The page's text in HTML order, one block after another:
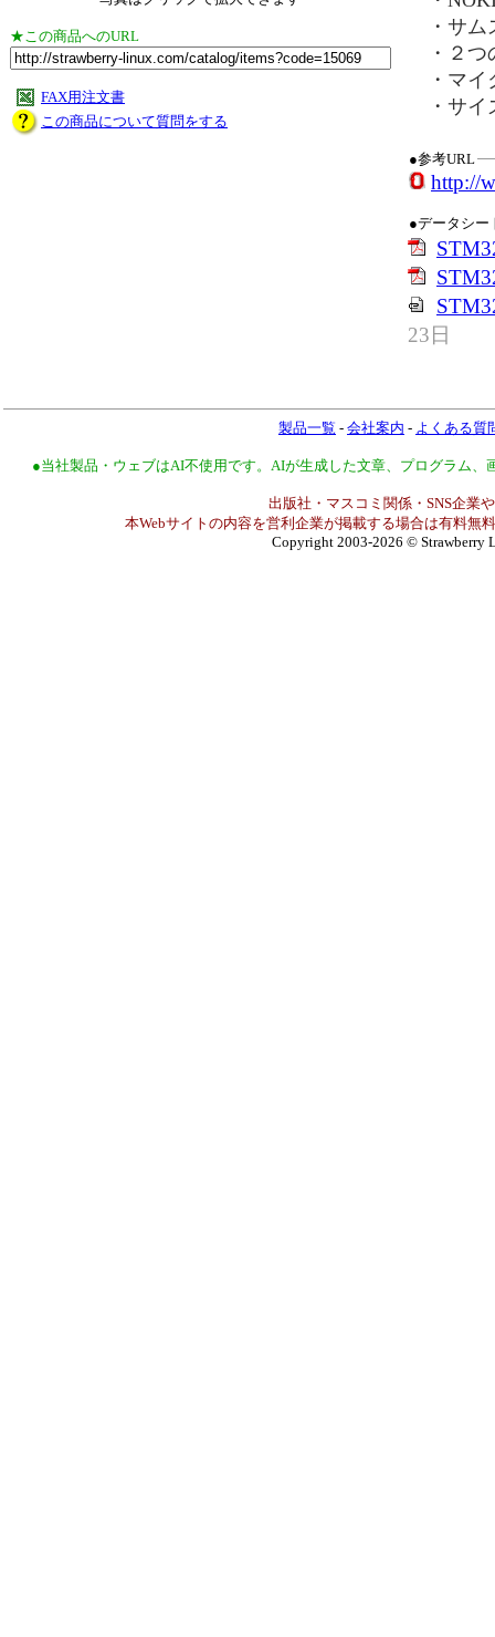
★この商品へのURL
FAX用注文書
この商品について質問をする
・サム
・２つ
・マイ
・サイ
●参考URL
http://
●データシー
23日
製品一覧 - 会社案内 - よくある質
●当社製品・ウェブはAI不使用です。AIが生成した文章、プログラム
出版社・マスコミ関係・SNS企業
本Webサイトの内容を営利企業が掲載する場合は有料無
Copyright 2003-2026 © Strawberry